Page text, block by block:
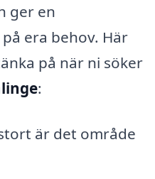
ger en
era behov. Här
på när ni söker
:
är det område